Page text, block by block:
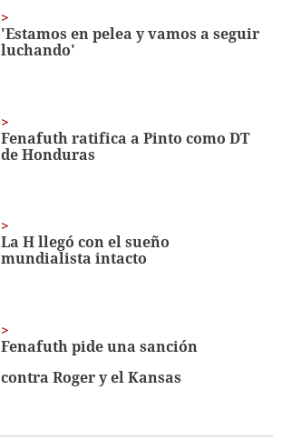
'Estamos en pelea y vamos a seguir
luchando'
Fenafuth ratifica a Pinto como DT
de Honduras
La H llegó con el sueño
mundialista intacto
Fenafuth pide una sanción
contra Roger y el Kansas